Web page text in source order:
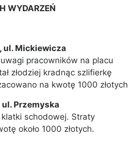
WYDARZEŃ
ul. Mickiewicza
pracowników na placu
złodziej kradnąc szlifierkę
na kwotę 1000 złotych
ul. Przemyska
schodowej. Straty
około 1000 złotych.